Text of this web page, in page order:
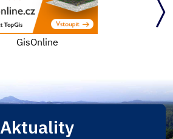
GisOnline
Aktuality